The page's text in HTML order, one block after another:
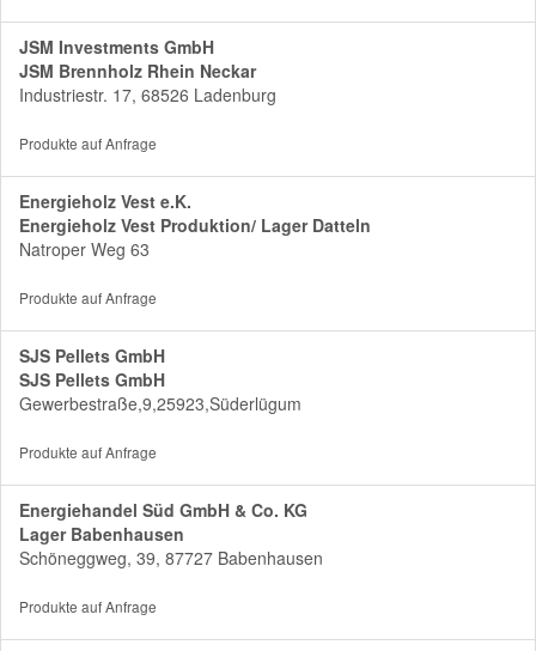
JSM Investments GmbH
JSM Brennholz Rhein Neckar
Industriestr. 17, 68526 Ladenburg
Produkte auf Anfrage
Energieholz Vest e.K.
Energieholz Vest Produktion/ Lager Datteln
Natroper Weg 63
Produkte auf Anfrage
SJS Pellets GmbH
SJS Pellets GmbH
Gewerbestraße,9,25923,Süderlügum
Produkte auf Anfrage
Energiehandel Süd GmbH & Co. KG
Lager Babenhausen
Schöneggweg, 39, 87727 Babenhausen
Produkte auf Anfrage